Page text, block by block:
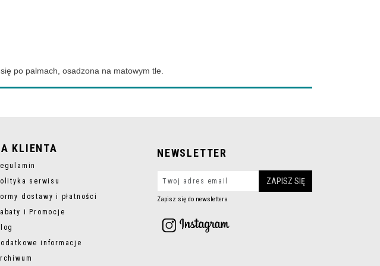
po palmach, osadzona na matowym tle.
KLIENTA
serwisu
dostawy i płatności
i Promocje
informacje
NEWSLETTER
Zapisz się do newslettera